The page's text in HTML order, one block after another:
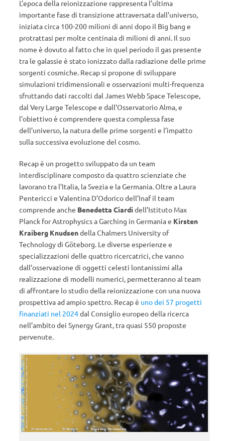
L’epoca della reionizzazione rappresenta l’ultima
importante fase di transizione attraversata dall’universo,
iniziata circa 100-200 milioni di anni dopo il Big bang e
protrattasi per molte centinaia di milioni di anni. Il suo
nome è dovuto al fatto che in quel periodo il gas presente
tra le galassie è stato ionizzato dalla radiazione delle prime
sorgenti cosmiche. Recap si propone di sviluppare
simulazioni tridimensionali e osservazioni multi-frequenza
sfruttando dati raccolti dal James Webb Space Telescope,
dal Very Large Telescope e dall’Osservatorio Alma, e
l’obiettivo è comprendere questa complessa fase
dell’universo, la natura delle prime sorgenti e l’impatto
sulla successiva evoluzione del cosmo.
Recap è un progetto sviluppato da un team
interdisciplinare composto da quattro scienziate che
lavorano tra l’Italia, la Svezia e la Germania. Oltre a Laura
Pentericci e Valentina D’Odorico dell’Inaf il team
comprende anche Benedetta Ciardi dell’Istituto Max
Planck for Astrophysics a Garching in Germania e Kirsten
Kraiberg Knudsendella Chalmers University of
Technology di Göteborg. Le diverse esperienze e
specializzazioni delle quattro ricercatrici, che vanno
dall’osservazione di oggetti celesti lontanissimi alla
realizzazione di modelli numerici, permetteranno al team
di affrontare lo studio della reionizzazione con una nuova
prospettiva ad ampio spettro. Recap è uno dei 57 progetti
finanziati nel 2024dal Consiglio europeo della ricerca
nell’ambito dei Synergy Grant, tra quasi 550 proposte
pervenute.